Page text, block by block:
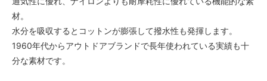
材。
水分を吸収するとコットンが膨張して撥水性も発揮します。
1960年代からアウトドアブランドで長年使われている実績も十
分な素材です。